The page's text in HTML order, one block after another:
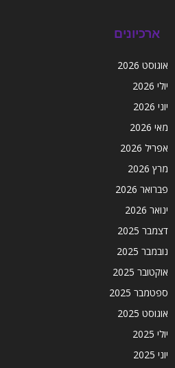
ארכיונים
אוגוסט 2026
יולי 2026
יוני 2026
מאי 2026
אפריל 2026
מרץ 2026
פברואר 2026
ינואר 2026
דצמבר 2025
נובמבר 2025
אוקטובר 2025
ספטמבר 2025
אוגוסט 2025
יולי 2025
יוני 2025